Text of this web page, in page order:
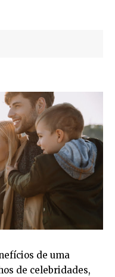
de uma
de celebridades,